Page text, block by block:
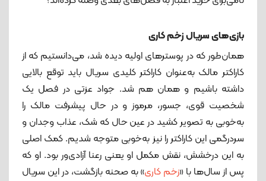
بازی‌های سریال زخم‌ کاری
همان‌طور که در پوسترهای اولیه دیده شد، می‌دانستیم که از
کاراکتر مالک به‌عنوان کاراکتر کلیدی سریال باید توقع بالایی
داشته باشیم و همان هم شد. جواد عزتی در فصل یک
شخصیت قوی، جسور، مرموز و در حال پیشرفت مالک را
به‌خوبی به تصویر کشید در عین‌ حال که شک، عذاب وجدان و
سردرگمی این کاراکتر را نیز به‌خوبی متوجه شدیم. کمک اصلی
به این درخشش، نقش مکمل او یعنی رعنا آزادی‌ور بود. او که
پس از سال‌ها با «زخم کاری» به صحنه بازگشت، در این سریال